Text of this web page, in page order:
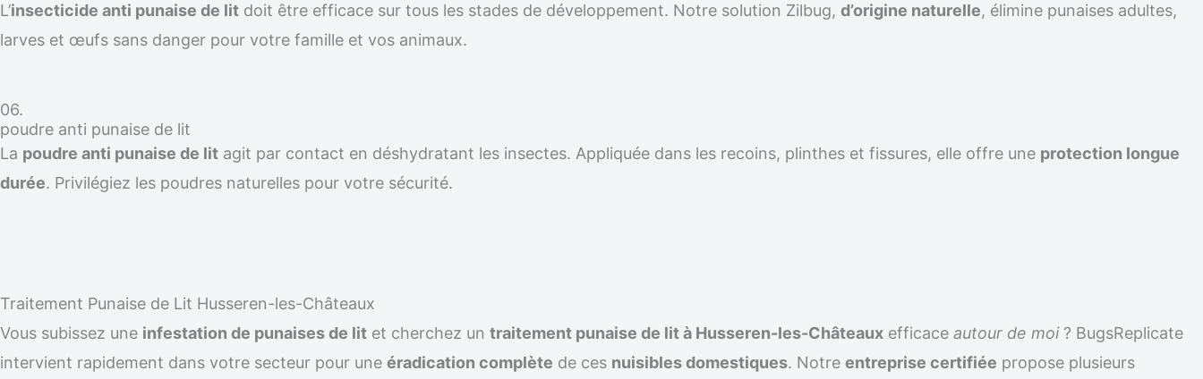
L’insecticide anti punaise de lit doit être efficace sur tous les stades de développement. Notre solution Zilbug, d’origine naturelle, élimine punaises adultes,
larves et œufs sans danger pour votre famille et vos animaux.
06.
poudre anti punaise de lit
La poudre anti punaise de lit agit par contact en déshydratant les insectes. Appliquée dans les recoins, plinthes et fissures, elle offre une protection longue
durée. Privilégiez les poudres naturelles pour votre sécurité.
Traitement Punaise de Lit Husseren-les-Châteaux
Vous subissez une infestation de punaises de lit et cherchez un traitement punaise de lit à Husseren-les-Châteaux efficace autour de moi? BugsReplicate
intervient rapidement dans votre secteur pour une éradication complète de ces nuisibles domestiques. Notre entreprise certifiée propose plusieurs